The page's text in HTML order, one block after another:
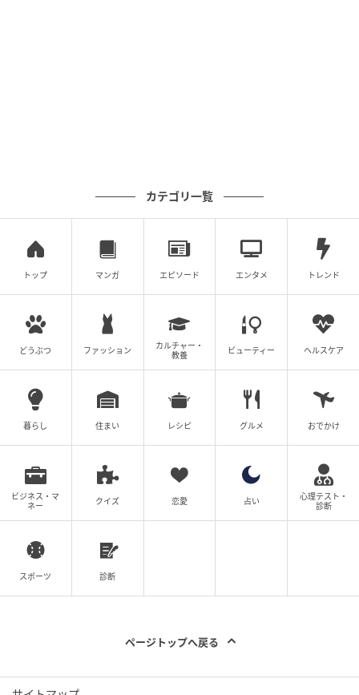
ディングの段階から伴走するサポートを提供していま
す。
単発のグッズ販売ではなく、継続的に支持されるブラ
ンド構築を支援する点が特徴です。
さらに今後は、出店者にフォーカスしたコラボレーシ
ョン記事や特集コンテンツも強化されます。
作品や店舗に込めた想い、誕生の背景、オーナーやク
リエイターのストーリーを深掘りし、共感を軸とした
ファンとのつながりを育てる発信が展開されていきま
す。
アート、ストリート、キャラクター、ロゴデザイン、
ショップブランドなど、ジャンルを問わず多様な表現
を歓迎しています。
現在、出店希望パートナーのエントリーを公式サイト
にて受付中です。
自分の表現をグッズとして届けられます。
製造・発送を運営に任せられるので、クリエイティブ
カテゴリ一覧
トップ マンガ エピソード エンタメ トレンド
どうぶつ ファッション
カルチャー・
教養
ビューティー ヘルスケア
暮らし 住まい レシピ グルメ おでかけ
ビジネス・マ
ネー
クイズ 恋愛 占い
心理テスト・
診断
スポーツ 診断
ページトップへ戻る